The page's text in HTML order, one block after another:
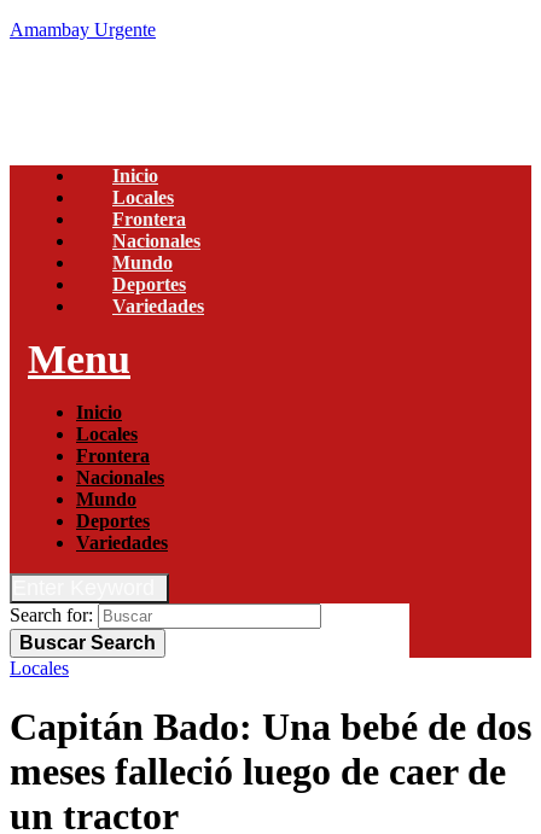
Amambay Urgente
Inicio
Locales
Frontera
Nacionales
Mundo
Deportes
Variedades
Menu
Inicio
Locales
Frontera
Nacionales
Mundo
Deportes
Variedades
Search for:
Buscar Search
Locales
Capitán Bado: Una bebé de dos
meses falleció luego de caer de
un tractor